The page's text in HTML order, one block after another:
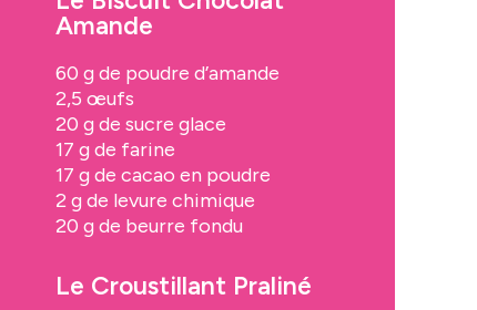
Amande
60 g de poudre d’amande
2,5 œufs
20 g de sucre glace
17 g de farine
17 g de cacao en poudre
2 g de levure chimique
20 g de beurre fondu
Le Croustillant Praliné